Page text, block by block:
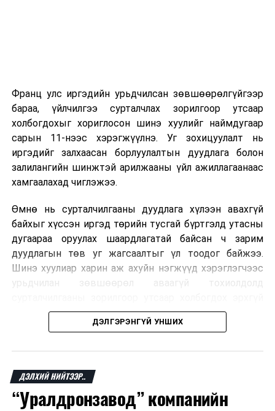
Франц улс иргэдийн урьдчилсан зөвшөөрөлгүйгээр
бараа, үйлчилгээ сурталчлах зорилгоор утсаар
холбогдохыг хориглосон шинэ хуулийг наймдугаар
сарын 11-нээс хэрэгжүүлнэ. Уг зохицуулалт нь
иргэдийг залхаасан борлуулалтын дуудлага болон
залилангийн шинжтэй арилжааны үйл ажиллагаанаас
хамгаалахад чиглэжээ.
Өмнө нь сурталчилгааны дуудлага хүлээн авахгүй
байхыг хүссэн иргэд төрийн тусгай бүртгэлд утасны
дугаараа оруулах шаардлагатай байсан ч зарим
дуудлагын төв уг жагсаалтыг үл тоодог байжээ.
Шинэ хуулиар харин аж ахуйн нэгжүүд хэрэглэгчээс
урьдчилан зөвшөөрөл аваагүй тохиолдолд
болно. Иргэн өгсөн зөвшөөрлөө хүссэн үедээ цуцлах
Францын эрх баригчдын тооцоолсноор тус улсын
иргэдийн дөрөвний гурав орчим нь долоо хоног бүр
дор хаяж нэг удаа хүсээгүй сурталчилгааны дуудлага
хүлээн авдаг бөгөөд олон хүн үүнээс ч олон
ДЭЛГЭРЭНГҮЙ УНШИХ
ДЭЛХИЙ НИЙТЭЭР..
“Уралдронзавод” компанийн